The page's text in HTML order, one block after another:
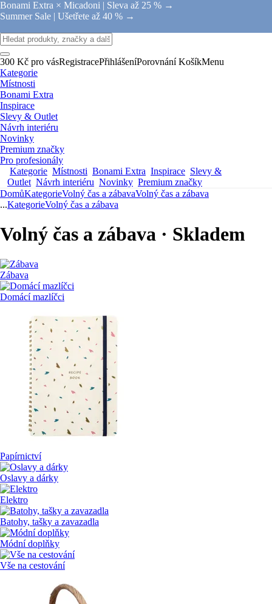
Bonami Extra × Micadoni | Sleva až 25 % →
Summer Sale | Ušetřete až 40 % →
300 Kč pro vásRegistracePřihlášeníPorovnání KošíkMenu
Kategorie
Místnosti
Bonami Extra
Inspirace
Slevy & Outlet
Návrh interiéru
Novinky
Premium značky
Pro profesionály
Kategorie Místnosti Bonami Extra Inspirace Slevy &
Outlet Návrh interiéru Novinky Premium značky
DomůKategorieVolný čas a zábavaVolný čas a zábava
...KategorieVolný čas a zábava
Volný čas a zábava · Skladem
Zábava
Domácí mazlíčci
Papírnictví
Oslavy a dárky
Elektro
Batohy, tašky a zavazadla
Módní doplňky
Vše na cestování